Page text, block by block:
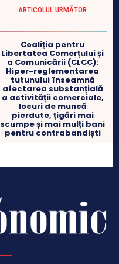
ARTICOLUL URMĂTOR
Coaliția pentru
Libertatea Comerțului și
a Comunicării (CLCC):
Hiper-reglementarea
tutunului înseamnă
afectarea substanțială
a activității comerciale,
locuri de muncă
pierdute, țigări mai
scumpe și mai mulți bani
pentru contrabandiști